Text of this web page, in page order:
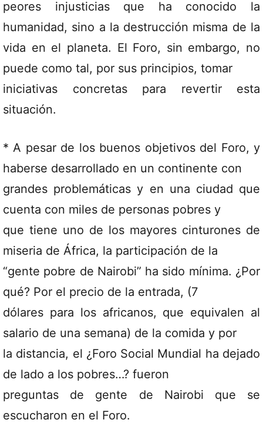
peores injusticias que ha conocido la
humanidad, sino a la destrucción misma de la
vida en el planeta. El Foro, sin embargo, no
puede como tal, por sus principios, tomar
iniciativas concretas para revertir esta
situación.
* A pesar de los buenos objetivos del Foro, y
haberse desarrollado en un continente con
grandes problemáticas y en una ciudad que
cuenta con miles de personas pobres y
que tiene uno de los mayores cinturones de
miseria de África, la participación de la
“gente pobre de Nairobi” ha sido mínima. ¿Por
qué? Por el precio de la entrada, (7
dólares para los africanos, que equivalen al
salario de una semana) de la comida y por
la distancia, el ¿Foro Social Mundial ha dejado
de lado a los pobres…? fueron
preguntas de gente de Nairobi que se
escucharon en el Foro.